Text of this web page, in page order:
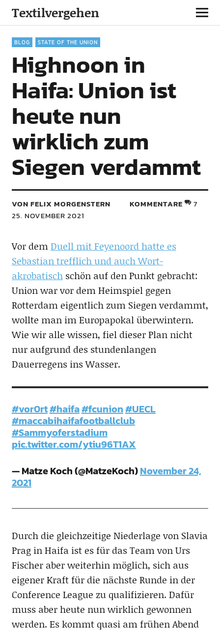
Textilvergehen
BLOG STATE OF THE UNION
Highnoon in
Haifa: Union ist
heute nun
wirklich zum
Siegen verdammt
VON FELIX MORGENSTERN
25. NOVEMBER 2021
KOMMENTARE 7
Vor demDuell mit Feyenoord hatte es
Sebastian trefflich und auch Wort-
akrobatischschön auf den Punkt gebracht:
Union war vor dem Heimspiel gegen
Rotterdam eigentlich zum Siegen verdammt,
wollte man im Europapokal überwintern.
Wie wir alle wissen, fiel dieser Plan nicht
nur aufgrund des stundenlangen
Dauerregens ins Wasser.
#vor0rt#haifa#fcunion#UECL
#maccabihaifafootballclub
#Sammyoferstadium
pic.twitter.com/ytiu96T1AX
— Matze Koch (@MatzeKoch)November 24,
2021
Durch die gleichzeitige Niederlage von Slavia
Prag in Haifa ist es für das Team von Urs
Fischer aber weiterhin möglich, sich aus
eigener Kraft für die nächste Runde in der
Conference League zu qualifizieren. Dafür
muss aber heute nun wirklich gewonnen
werden. Es kommt quasi am frühen Abend